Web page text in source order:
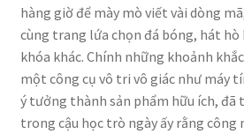
hàng giờ để mày mò viết vài dòng
cùng trang lứa chọn đá bóng, hát
khóa khác. Chính những khoảnh
một công cụ vô tri vô giác như máy
ý tưởng thành sản phẩm hữu ích, đã
trong cậu học trò ngày ấy rằng công